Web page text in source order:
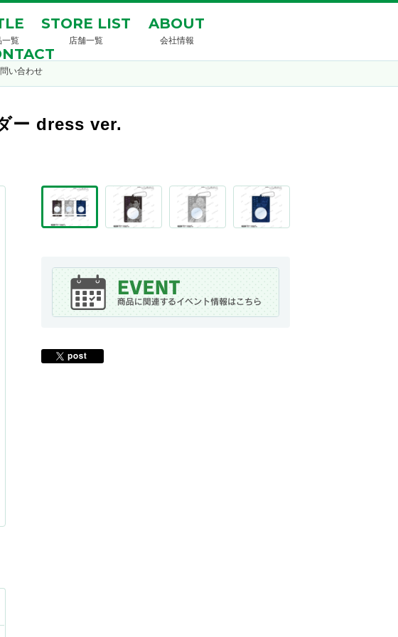
一覧
STORE LIST
店舗一覧
ABOUT
会社情報
い合わせ
ー dress ver.